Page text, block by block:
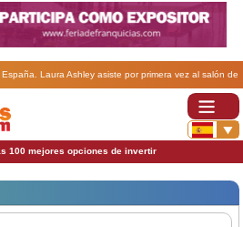
Laura Ashley asiste por primera vez al salón de
100 mejores opciones de invertir